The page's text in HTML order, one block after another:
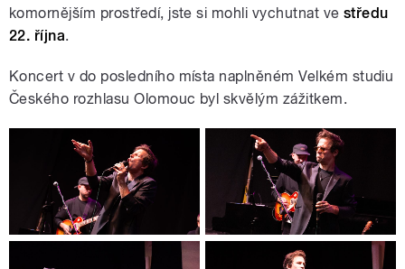
komornějším prostředí, jste si mohli vychutnat vestředu
22. října.
Koncert v do posledního místa naplněném Velkém studiu
Českého rozhlasu Olomouc byl skvělým zážitkem.